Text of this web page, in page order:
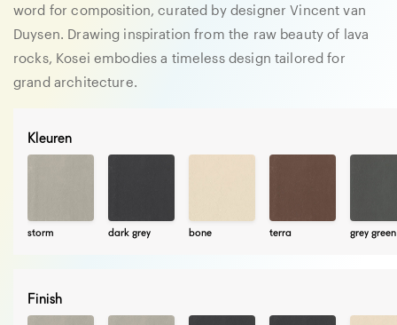
word for composition, curated by designer Vincent van
Duysen. Drawing inspiration from the raw beauty of lava
rocks, Kosei embodies a timeless design tailored for
grand architecture.
Kleuren
storm dark grey bone terra grey green
Finish